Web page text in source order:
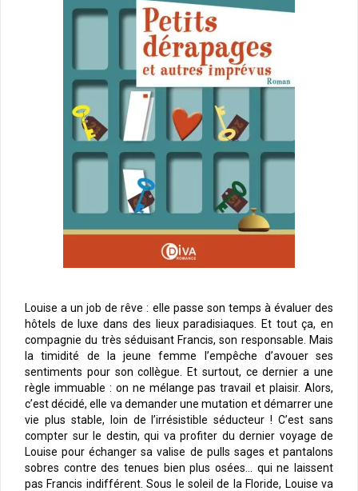
Louise a un job de rêve : elle passe son temps à évaluer des
hôtels de luxe dans des lieux paradisiaques. Et tout ça, en
compagnie du très séduisant Francis, son responsable. Mais
la timidité de la jeune femme l’empêche d’avouer ses
sentiments pour son collègue. Et surtout, ce dernier a une
règle immuable : on ne mélange pas travail et plaisir. Alors,
c’est décidé, elle va demander une mutation et démarrer une
vie plus stable, loin de l’irrésistible séducteur ! C’est sans
compter sur le destin, qui va profiter du dernier voyage de
Louise pour échanger sa valise de pulls sages et pantalons
sobres contre des tenues bien plus osées… qui ne laissent
pas Francis indifférent. Sous le soleil de la Floride, Louise va